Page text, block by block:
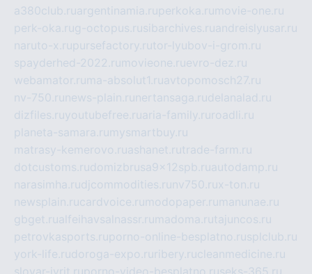
a380club.ruargentinamia.ruperkoka.ru movie-one.ru
perk-oka.rug-octopus.rusibarchives.ruandreislyusar.ru
naruto-x.rupursefactory.rutor-lyubov-i-grom.ru
spayderhed-2022.ru movieone.ruevro-dez.ru
webamator.ru ma-absolut1.ruavtopomosch27.ru
nv-750.ru news-plain.ru nertansaga.rudelanalad.ru
dizfiles.ruyoutubefree.ruaria-family.ru roadli.ru
planeta-samara.ru mysmartbuy.ru
matrasy-kemerovo.ruashanet.rutrade-farm.ru
dotcustoms.rudomizbrusa9x12spb.ruautodamp.ru
narasimha.rudjcommodities.ru nv750.rux-ton.ru
newsplain.rucardvoice.ru modopaper.ru manunae.ru
gbget.rualfeihavsalnassr.ru madoma.rutajuncos.ru
petrovkasports.ruporno-online-besplatno.rusplclub.ru
york-life.rudoroga-expo.ru ribery.rucleanmedicine.ru
slovar-ivrit.ruporno-video-besplatno.ruseks-365.ru